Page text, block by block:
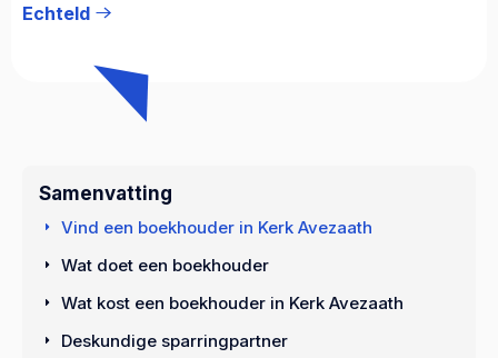
Echteld
Samenvatting
Vind een boekhouder in Kerk Avezaath
Wat doet een boekhouder
Wat kost een boekhouder in Kerk Avezaath
Deskundige sparringpartner